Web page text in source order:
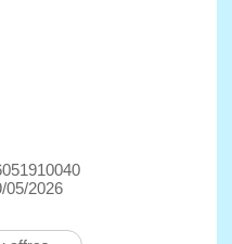
05/2026